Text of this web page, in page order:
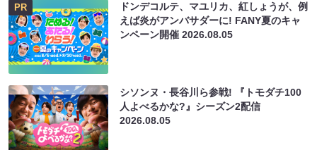
PR
ドンデコルテ、マユリカ、紅しょうが、例
えば炎がアンバサダーに! FANY夏のキャ
ンペーン開催2026.08.05
シソンヌ・長谷川ら参戦! 『トモダチ100
人よべるかな?』シーズン2配信
2026.08.05